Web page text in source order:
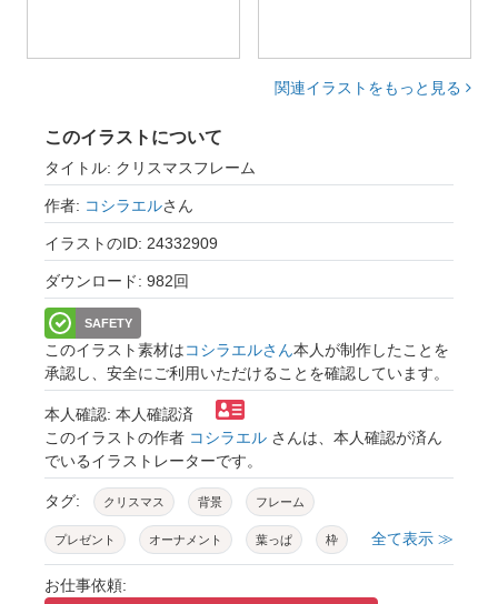
関連イラストをもっと見る
このイラストについて
タイトル: クリスマスフレーム
作者: コシラエルさん
イラストのID: 24332909
ダウンロード: 982回
SAFETY
このイラスト素材はコシラエルさん本人が制作したことを
承認し、安全にご利用いただけることを確認しています。
本人確認: 本人確認済
このイラストの作者 コシラエル さんは、本人確認が済ん
でいるイラストレーターです。
タグ: クリスマス 背景 フレーム
プレゼント オーナメント 葉っぱ 枠
見出し
全て表示 ≫
お仕事依頼: